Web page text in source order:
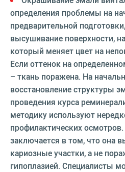
определения проблемы на
предварительной
высушивание поверхности,
который меняет цвет на
Если оттенок на
– ткань поражена. На
восстановление структуры
проведения курса
методику используют
профилактических
заключается в том, что она
кариозные участки, а не
гипоплазией. Специалисты